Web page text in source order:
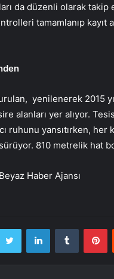
da düzenli olarak
tamamlanıp kayıt
yenilenerek 2015
alanları yer alıyor.
ruhunu yansıtırken,
810 metrelik hat
Haber Ajansı
Twitter LinkedInTumblr